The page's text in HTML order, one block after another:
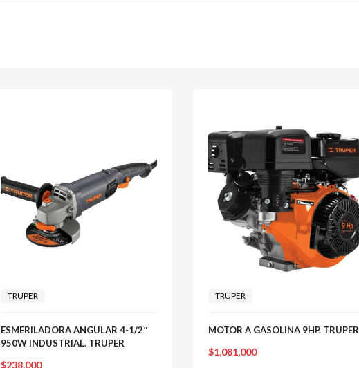
TRUPER
ESMERILADORA ANGULAR 4-1/2″
950W INDUSTRIAL. TRUPER
$238,000
TRUPER
MOTOR A GASOLINA 9HP. TRUPER
$1,081,000